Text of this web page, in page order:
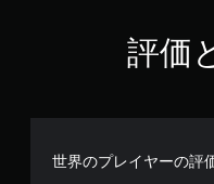
評価
世界のプレイヤーの評